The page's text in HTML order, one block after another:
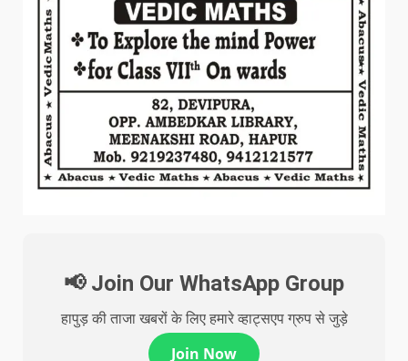
📢 Join Our WhatsApp Group
हापुड़ की ताजा खबरों के लिए हमारे व्हाट्सएप ग्रुप से जुड़े
Join Now